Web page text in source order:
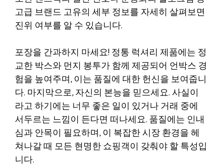
고급 브랜드 고유의 세부 정보를 자세히 살펴보면
진위 여부를 알 수 있습니다.
포장을 간과하지 마세요! 정통 럭셔리 제품에는 정
교한 박스와 먼지 봉투가 함께 제공되어 언박스 경
험을 높여주며, 이는 품질에 대한 헌신을 보여줍니
다. 마지막으로, 자신의 본능을 믿으세요. 사실이
라고 하기에는 너무 좋은 일이 있거나 거래 중에
서두르는 느낌이 든다면 떠나세요. 품질에는 인내
심과 안목이 필요하며, 이 복잡한 시장 환경을 헤
쳐나갈 때 모든 현명한 쇼핑객이 갖춰야 할 특성입
니다.